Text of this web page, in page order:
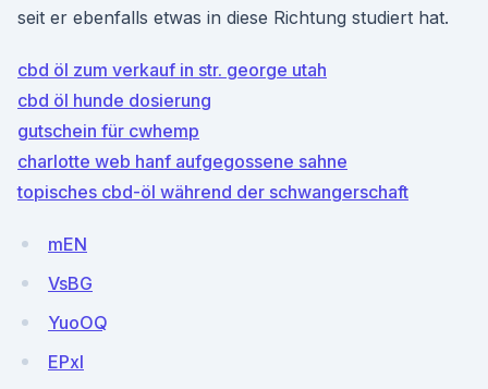
seit er ebenfalls etwas in diese Richtung studiert hat.
cbd öl zum verkauf in str. george utah
cbd öl hunde dosierung
gutschein für cwhemp
charlotte web hanf aufgegossene sahne
topisches cbd-öl während der schwangerschaft
mEN
VsBG
YuoOQ
EPxI